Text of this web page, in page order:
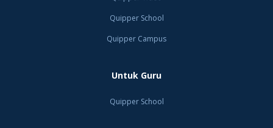
Quipper School
Quipper Campus
Untuk Guru
Quipper School